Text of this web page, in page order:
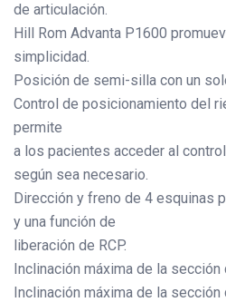
de articulación.
Hill Rom Advanta P1600
simplicidad.
Posición de semi-silla con un
Control de posicionamiento del
permite
a los pacientes acceder al
según sea necesario.
Dirección y freno de 4 esquinas
y una función de
liberación de RCP.
Inclinación máxima de la sección
Inclinación máxima de la sección